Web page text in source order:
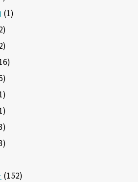
(1)
(152)